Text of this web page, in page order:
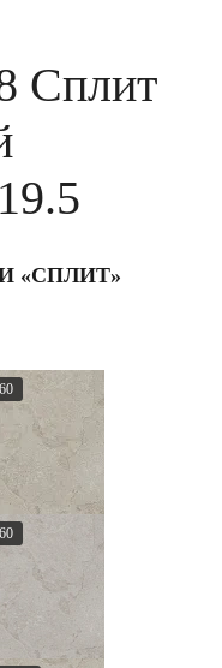
Сплит
«СПЛИТ»